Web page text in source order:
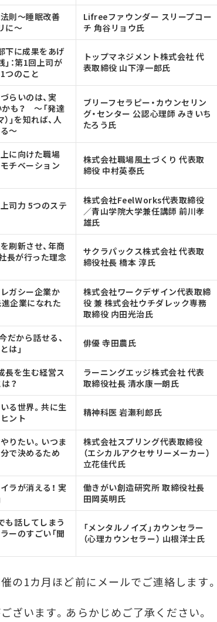
則～睡眠改善
に～
Lifreeファウンダー スリープコー
チ 角谷リョウ氏
下に成果をあげ
：第1回上司が
つのこと
トップマネジメント株式会社 代
表取締役 山下淳一郎氏
らいのは、実
も？ ～「発達
」を知れば、人
～
ブリーフセラピー・カウンセリン
グ・センター 公認心理師 みきいち
たろう氏
に向けた職場
チベーション
株式会社職場風土づくり 代表取
締役 中村英泰氏
司力 5つのステ
株式会社FeelWorks代表取締役
／青山学院大学兼任講師 前川孝
雄氏
刷新させ、年商
長が行った理念
サクラパックス株式会社 代表取
締役社長 橋本 淳氏
ガシー企業か
進企業になれた
株式会社ワークデザイン代表取締
役 兼 株式会社ウチダレック専務
取締役 内田光治氏
だから話せる、
は」
俳優 寺田農氏
長を生む経営ス
？
ラーニングエッジ株式会社 代表
取締役社長 清水康一朗氏
る世界。共に生
ント
精神科医 岩瀬利郎氏
りたい。いつま
で決めるため
株式会社スプリング代表取締役
（エシカルアクセサリーメーカー）
立花佳代氏
ラが消える！ 実
働きがい創造研究所 取締役社長
田岡英明氏
も話してしまう
ーのすごい「聞
「メンタルノイズ」カウンセラー
（心理カウンセラー） 山根洋士氏
1カ月ほど前にメールでご連絡します。
います。あらかじめご了承ください。